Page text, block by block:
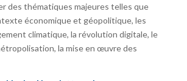
des thématiques majeures telles que
économique et géopolitique, les
climatique, la révolution digitale, le
la mise en œuvre des